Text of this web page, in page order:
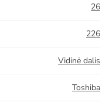
26
226
Vidinė dalis
Toshiba